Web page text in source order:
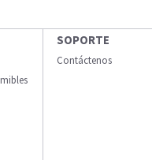
SOPORTE
Contáctenos